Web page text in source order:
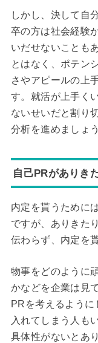
しかし、決して自
卒の方は社会経験
いだせないことも
とはなく、ポテン
さやアピールの上
す。就活が上手く
ないせいだと割り
分析を進めましょう
自己PRがありき
内定を貰うために
ですが、ありきた
伝わらず、内定を
物事をどのように
かなどを企業は見
PRを考えるよう
入れてしまう人も
具体性がないとあ